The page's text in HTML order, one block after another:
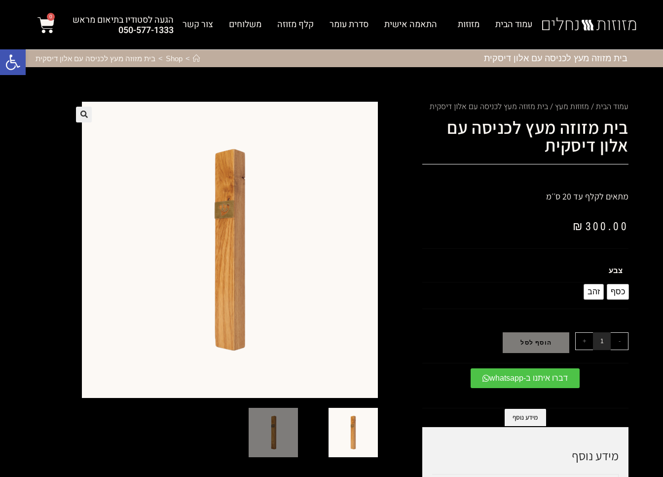
פתח סרגל נגישות
עמוד הבית מזוזות התאמה אישית סדרת עומר קלף מזוזה משלוחים צור קשר הגעה לסטודיו בתיאום מראש
050-577-1333
0
בית מזוזה מעץ לכניסה עם אלון דיסקית >
Shop
> בית מזוזה מעץ לכניסה עם אלון דיסקית
עמוד הבית/ מזוזות מעץ / בית מזוזה מעץ לכניסה עם אלון דיסקית
בית מזוזה מעץ לכניסה עם
אלון דיסקית
מתאים לקלף עד 20 ס׳׳מ
₪ 300.00
צבע
כסף זהב
-
+ הוסף לסל
דברו איתנו ב-whatsapp
מידע נוסף
מידע נוסף